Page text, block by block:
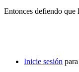
Entonces defiendo que
Inicie sesión